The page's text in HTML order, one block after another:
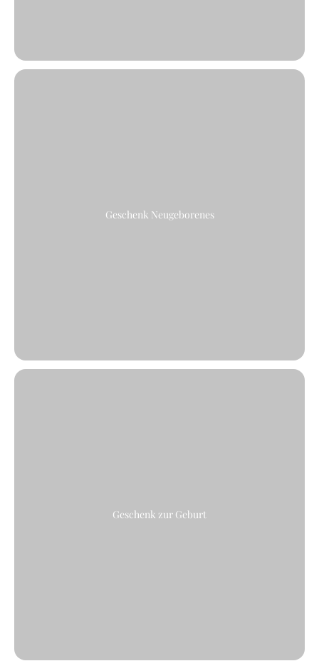
Geschenk Neugeborenes
Geschenk zur Geburt